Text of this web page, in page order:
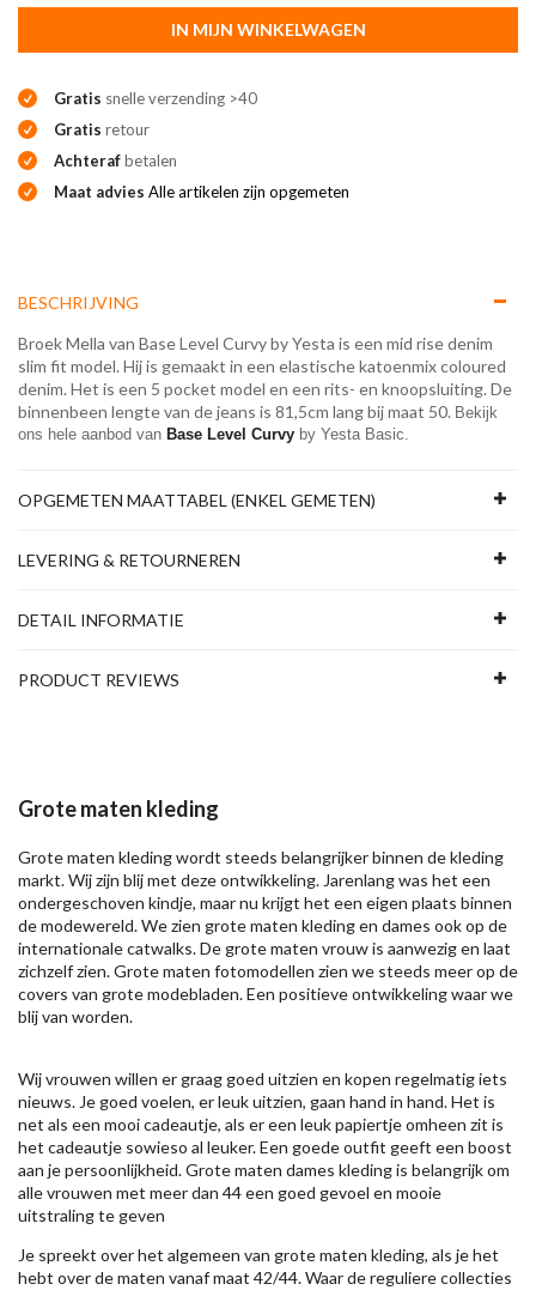
IN MIJN WINKELWAGEN
Gratis snelle verzending >40
Gratis retour
Achterafbetalen
Maat advies Alle artikelen zijn opgemeten
BESCHRIJVING
Broek Mella van Base Level Curvy by Yesta is een mid rise denim
slim fit model. Hij is gemaakt in een elastische katoenmix coloured
denim. Het is een 5 pocket model en een rits- en knoopsluiting. De
binnenbeen lengte van de jeans is 81,5cm lang bij maat 50. Bekijk
ons hele aanbod van Base Level Curvy by Yesta Basic.
OPGEMETEN MAATTABEL (ENKEL GEMETEN)
LEVERING & RETOURNEREN
DETAIL INFORMATIE
PRODUCT REVIEWS
Grote maten kleding
Grote maten kleding wordt steeds belangrijker binnen de kleding
markt. Wij zijn blij met deze ontwikkeling. Jarenlang was het een
ondergeschoven kindje, maar nu krijgt het een eigen plaats binnen
de modewereld. We zien grote maten kleding en dames ook op de
internationale catwalks. De grote maten vrouw is aanwezig en laat
zichzelf zien. Grote maten fotomodellen zien we steeds meer op de
covers van grote modebladen. Een positieve ontwikkeling waar we
blij van worden.
Wij vrouwen willen er graag goed uitzien en kopen regelmatig iets
nieuws. Je goed voelen, er leuk uitzien, gaan hand in hand. Het is
net als een mooi cadeautje, als er een leuk papiertje omheen zit is
het cadeautje sowieso al leuker. Een goede outfit geeft een boost
aan je persoonlijkheid. Grote maten dames kleding is belangrijk om
alle vrouwen met meer dan 44 een goed gevoel en mooie
uitstraling te geven
Je spreekt over het algemeen van grote maten kleding, als je het
hebt over de maten vanaf maat 42/44. Waar de reguliere collecties